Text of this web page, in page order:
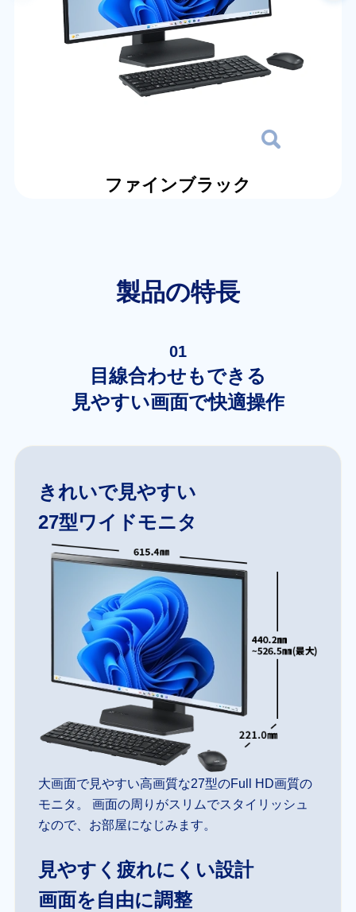
ファインブラック
製品の特長
01
目線合わせもできる
見やすい画面で快適操作
きれいで見やすい
27型ワイドモニタ
大画面で見やすい高画質な27型のFull HD画質の
モニタ。 画面の周りがスリムでスタイリッシュ
なので、お部屋になじみます。
見やすく疲れにくい設計
画面を自由に調整